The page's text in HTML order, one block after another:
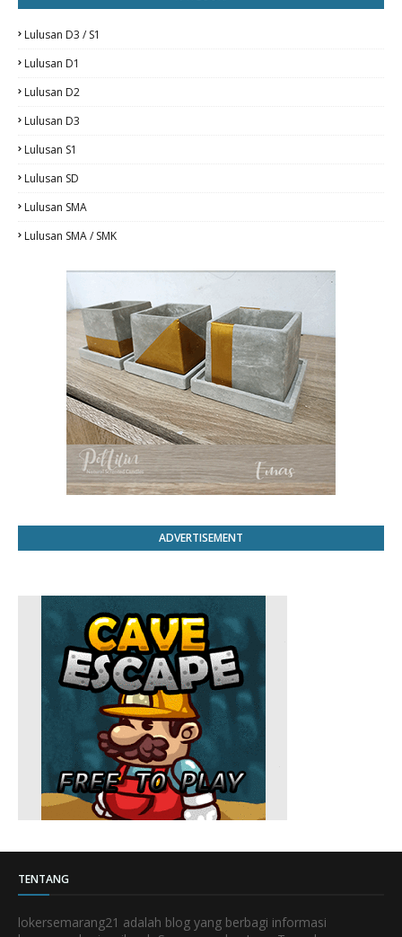
Lulusan D3 / S1
Lulusan D1
Lulusan D2
Lulusan D3
Lulusan S1
Lulusan SD
Lulusan SMA
Lulusan SMA / SMK
ADVERTISEMENT
TENTANG
lokersemarang21 adalah blog yang berbagi informasi